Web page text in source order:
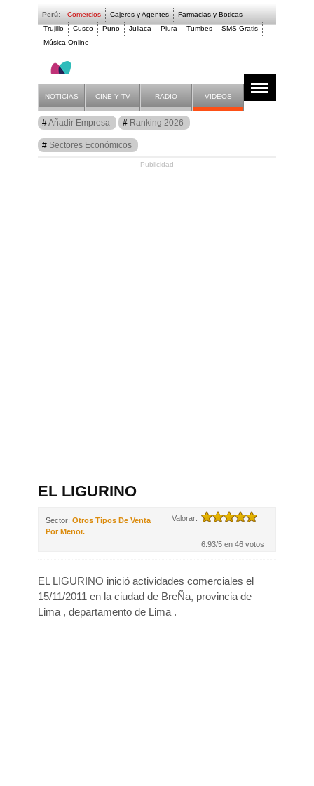
Perú: Comercios Cajeros y Agentes
Farmacias y Boticas
Trujillo
Cusco Puno Juliaca Piura Tumbes
SMS Gratis
Música Online
- EL LIGURINO
Guía
Comercios Perú
NOTICIAS CINE Y TV RADIO VIDEOS
Añadir Empresa Ranking 2026
Sectores Económicos
Publicidad
EL LIGURINO
Sector: Otros Tipos De Venta
Por Menor.
Valorar:
6.93/5 en 46 votos
EL LIGURINO inició actividades comerciales el
15/11/2011 en la ciudad de BreÑa, provincia de
Lima , departamento de Lima .